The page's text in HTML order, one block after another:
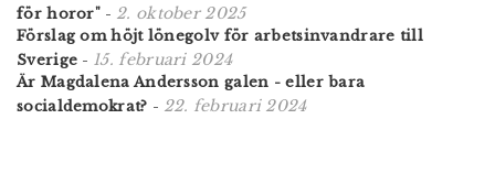
för horor" - 2. oktober 2025
Förslag om höjt lönegolv för arbetsinvandrare till
Sverige - 15. februari 2024
Är Magdalena Andersson galen - eller bara
socialdemokrat? - 22. februari 2024